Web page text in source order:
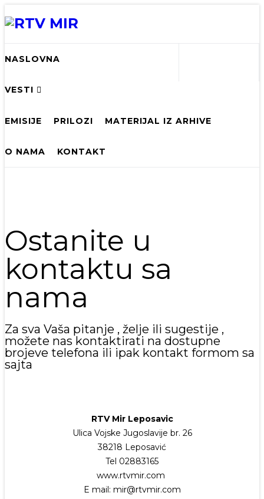
NASLOVNA
VESTI
EMISIJE PRILOZI MATERIJAL IZ ARHIVE
O NAMA KONTAKT
Ostanite u
kontaktu sa
nama
Za sva Vaša pitanje , želje ili sugestije ,
možete nas kontaktirati na dostupne
brojeve telefona ili ipak kontakt formom sa
sajta
RTV Mir Leposavic
Ulica Vojske Jugoslavije br. 26
38218 Leposavić
Tel 02883165
www.rtvmir.com
E mail: mir@rtvmir.com